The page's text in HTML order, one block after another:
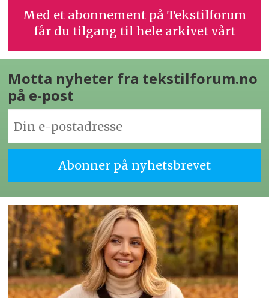
Med et abonnement på Tekstilforum
får du tilgang til hele arkivet vårt
Motta nyheter fra tekstilforum.no
på e-post